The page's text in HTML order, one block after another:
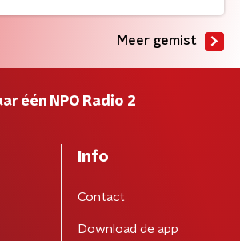
Meer gemist
één NPO Radio 2
Info
Contact
Download de app